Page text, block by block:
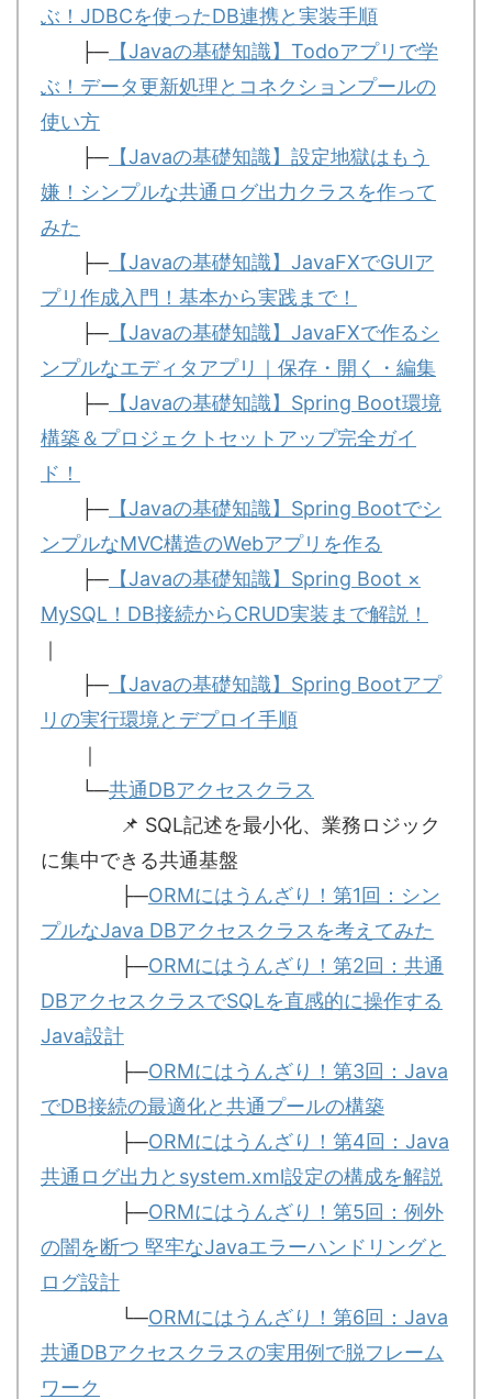
ぶ！JDBCを使ったDB連携と実装手順
├─ 【Javaの基礎知識】Todoアプリで学
ぶ！データ更新処理とコネクションプールの
使い方
├─ 【Javaの基礎知識】設定地獄はもう
嫌！シンプルな共通ログ出力クラスを作って
みた
├─ 【Javaの基礎知識】JavaFXでGUIア
プリ作成入門！基本から実践まで！
├─ 【Javaの基礎知識】JavaFXで作るシ
ンプルなエディタアプリ｜保存・開く・編集
├─ 【Javaの基礎知識】Spring Boot環境
構築＆プロジェクトセットアップ完全ガイ
ド！
├─ 【Javaの基礎知識】Spring Bootでシ
ンプルなMVC構造のWebアプリを作る
├─ 【Javaの基礎知識】Spring Boot ×
MySQL！DB接続からCRUD実装まで解説！
｜
├─ 【Javaの基礎知識】Spring Bootアプ
リの実行環境とデプロイ手順
｜
└─共通DBアクセスクラス
📌 SQL記述を最小化、業務ロジック
に集中できる共通基盤
├─ORMにはうんざり！第1回：シン
プルなJava DBアクセスクラスを考えてみた
├─ORMにはうんざり！第2回：共通
DBアクセスクラスでSQLを直感的に操作する
Java設計
├─ORMにはうんざり！第3回：Java
でDB接続の最適化と共通プールの構築
├─ORMにはうんざり！第4回：Java
共通ログ出力とsystem.xml設定の構成を解説
├─ORMにはうんざり！第5回：例外
の闇を断つ 堅牢なJavaエラーハンドリングと
ログ設計
└─ORMにはうんざり！第6回：Java
共通DBアクセスクラスの実用例で脱フレーム
ワーク